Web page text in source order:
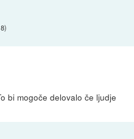
)
bi mogoče delovalo če ljudje